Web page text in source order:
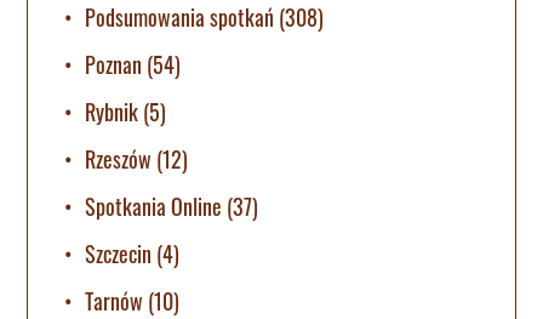
Podsumowania spotkań (308)
Poznan (54)
Rybnik(5)
Rzeszów (12)
Spotkania Online (37)
Szczecin (4)
Tarnów (10)